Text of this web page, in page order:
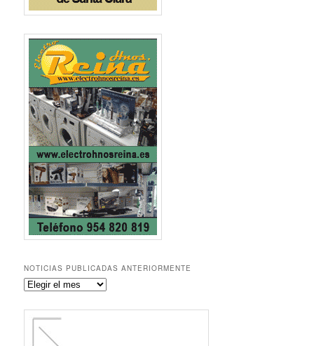
NOTICIAS PUBLICADAS ANTERIORMENTE
Noticias
anteriormente